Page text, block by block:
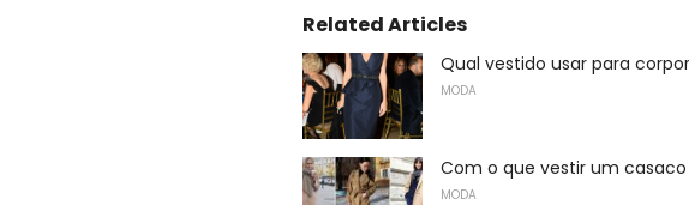
Related Articles
Qual vestido usar para
MODA
Com o que vestir um
MODA